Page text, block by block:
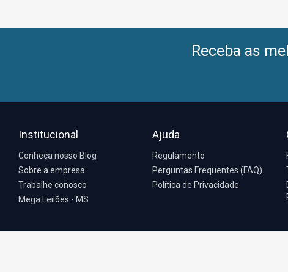
Receba as
Institucional
Conheça nosso Blog
Sobre a empresa
Trabalhe conosco
Mega Leilões - MS
Ajuda
Regulamento
Perguntas Frequentes (FAQ)
Política de Privacidade